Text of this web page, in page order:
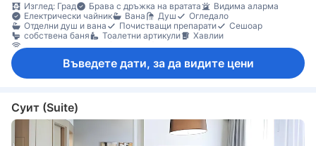
Изглед: Град
Брава с дръжка на вратата
Видима аларма
Електрически чайник
Вана Душ
Огледало
Отделни душ и вана
Почистващи препарати
Сешоар
собствена баня
Тоалетни артикули
Хавлии
Достъп до интернет (безжичен)
Сателитна/кабелна телевизия
Телевизор
Телевизор с плосък екран
Телефон
Отопление
Машина за кафе/чай
Килими
Кът за сядане
Стойка за дрехи
Съоръжения за гладене
Бебешко креватче (при запитване)
Външен коридор
Въведете дати, за да видите цени
Суит (Suite)